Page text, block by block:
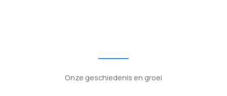
Onze geschiedenis en groei